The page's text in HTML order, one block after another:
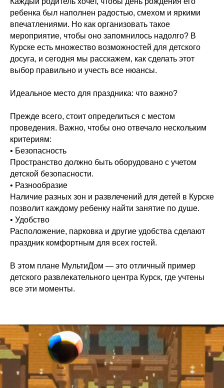
ребенка был наполнен радостью, смехом и яркими
впечатлениями. Но как организовать такое
мероприятие, чтобы оно запомнилось надолго? В
Курске есть множество возможностей для детского
досуга, и сегодня мы расскажем, как сделать этот
выбор правильно и учесть все нюансы.
Идеальное место для праздника: что важно?
Прежде всего, стоит определиться с местом
проведения. Важно, чтобы оно отвечало нескольким
критериям:
• Безопасность
Пространство должно быть оборудовано с учетом
детской безопасности.
• Разнообразие
Наличие разных зон и развлечений для детей в Курске
позволит каждому ребенку найти занятие по душе.
• Удобство
Расположение, парковка и другие удобства сделают
праздник комфортным для всех гостей.
В этом плане МультиДом — это отличный пример
детского развлекательного центра Курск, где учтены
все эти моменты.